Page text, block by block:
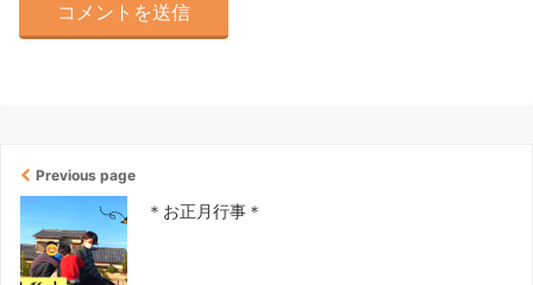
Previous page
＊お正月行事＊